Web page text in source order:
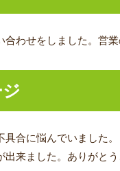
わせをしました。営
具合に悩んでいました
来ました。ありがとう